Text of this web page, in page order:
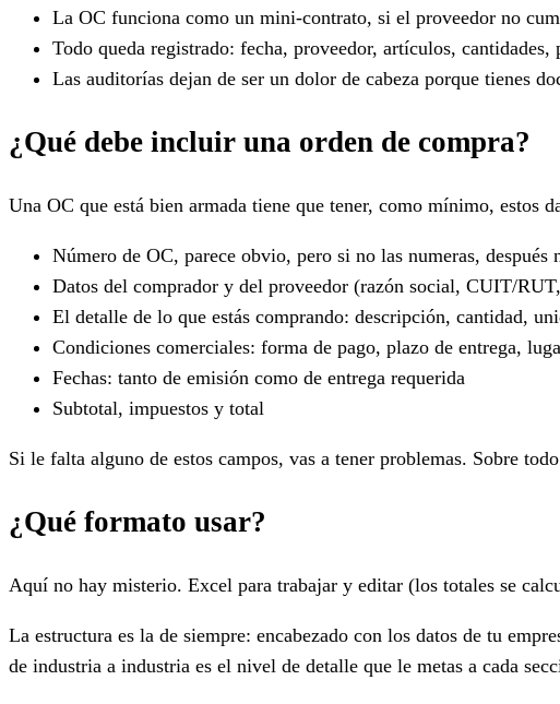
La OC funciona como un mini-contrato, si el proveedor no
Todo queda registrado: fecha, proveedor, artículos, cantidades,
Las auditorías dejan de ser un dolor de cabeza porque tienes
¿Qué debe incluir una orden de compra?
Una OC que está bien armada tiene que tener, como mínimo, estos
Número de OC, parece obvio, pero si no las numeras, después
Datos del comprador y del proveedor (razón social, CUIT/
El detalle de lo que estás comprando: descripción, cantidad,
Condiciones comerciales: forma de pago, plazo de entrega,
Fechas: tanto de emisión como de entrega requerida
Subtotal, impuestos y total
Si le falta alguno de estos campos, vas a tener problemas. Sobre
¿Qué formato usar?
Aquí no hay misterio. Excel para trabajar y editar (los totales se
La estructura es la de siempre: encabezado con los datos de tu
de industria a industria es el nivel de detalle que le metas a cada